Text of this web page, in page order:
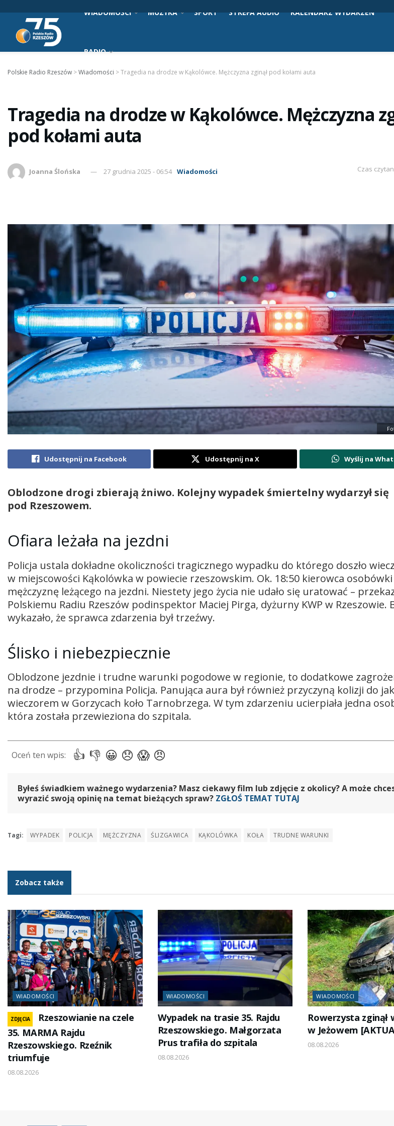
WIADOMOŚCI MUZYKA SPORT STREFA AUDIO KALENDARZ WYDARZEŃ
RADIO
Polskie Radio Rzeszów >Wiadomości >Tragedia na drodze w Kąkolówce. Mężczyzna zginął pod kołami auta
Tragedia na drodze w Kąkolówce. Mężczyzna
pod kołami auta
Joanna Ślońska 27 grudnia 2025 - 06:54 Wiadomości Czas
Udostępnij na Facebook Udostępnij na X Wyślij na
Oblodzone drogi zbierają żniwo. Kolejny wypadek śmiertelny wydarzył się
pod Rzeszowem.
Ofiara leżała na jezdni
Policja ustala dokładne okoliczności tragicznego wypadku do którego doszło
w miejscowości Kąkolówka w powiecie rzeszowskim. Ok. 18:50 kierowca
mężczyznę leżącego na jezdni. Niestety jego życia nie udało się uratować –
Polskiemu Radiu Rzeszów podinspektor Maciej Pirga, dyżurny KWP w Rzeszowie.
wykazało, że sprawca zdarzenia był trzeźwy.
Ślisko i niebezpiecznie
Oblodzone jezdnie i trudne warunki pogodowe w regionie, to dodatkowe
na drodze – przypomina Policja. Panująca aura był również przyczyną kolizji do
wieczorem w Gorzycach koło Tarnobrzega. W tym zdarzeniu ucierpiała jedna
która została przewieziona do szpitala.
Byłeś świadkiem ważnego wydarzenia? Masz ciekawy film lub zdjęcie z okolicy? A może
wyrazić swoją opinię na temat bieżących spraw? ZGŁOŚ TEMAT TUTAJ
Tagi: WYPADEK POLICJA MĘŻCZYZNA ŚLIZGAWICA KĄKOLÓWKA KOŁA TRUDNE WARUNKI
Zobacz także
WIADOMOŚCI
ZDJĘCIA
Rzeszowianie na czele
35. MARMA Rajdu
Rzeszowskiego. Rzeźnik
triumfuje
08.08.2026
WIADOMOŚCI
Wypadek na trasie 35. Rajdu
Rzeszowskiego. Małgorzata
Prus trafiła do szpitala
08.08.2026
WIADOMOŚCI
Rowerzysta zginął
w Jeżowem
08.08.2026